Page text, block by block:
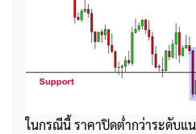
ในกรณีนี้ ราคาปิดต่ำกว่าระดับแ